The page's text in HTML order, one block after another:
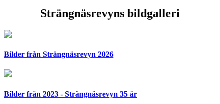
Strängnäsrevyns bildgalleri
Bilder från Strängnäsrevyn 2026
Bilder från 2023 - Strängnäsrevyn 35 år